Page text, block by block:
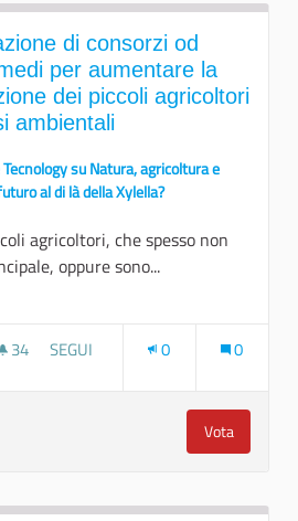
di consorzi od
per aumentare la
dei piccoli agricoltori
ambientali
su Natura, agricoltura e
al di là della Xylella?
agricoltori, che spesso non
oppure sono...
Interventi pilota
34 34 SOSTENITORI
SEGUI 0 0
Vota
Favorire